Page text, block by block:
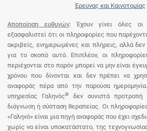
Έρευνας και Καινοτομίας
Αποποίηση ευθυνών: Έχουν γίνει όλες οι
εξασφαλιστεί ότι οι πληροφορίες που
ακριβείς, ενημερωμένες και πλήρεις, αλλά δεν
για το σκοπό αυτό. Επιπλέον, οι
περιέχονται στο παρόν μπορεί να μην είναι
χρόνου που δίνονται και δεν πρέπει να
αναφοράς πέρα από την παρούσα
υπηρεσίας Γαληνός®
δεν συνιστά προτροπή
διάγνωση ή σύσταση θεραπείας. Οι
«Γαληνό» είναι μια πηγή αναφοράς που έχει
χωρίς να είναι υποκατάστατο, της